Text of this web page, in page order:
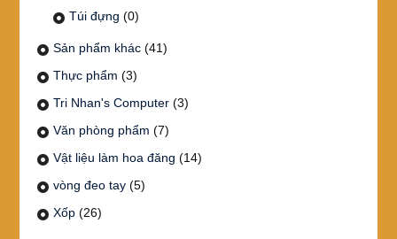
Túi đựng (0)
Sản phẩm khác (41)
Thực phẩm (3)
Tri Nhan's Computer (3)
Văn phòng phẩm (7)
Vật liệu làm hoa đăng (14)
vòng đeo tay (5)
Xốp (26)